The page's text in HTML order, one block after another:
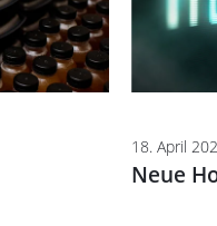
18. April
Neue